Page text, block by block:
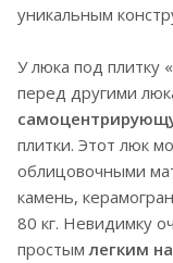
уникальным
У люка под плитку
перед другими
плитки. Этот люк
облицовочными
камень,
80 кг. Невидимку
простымлегким